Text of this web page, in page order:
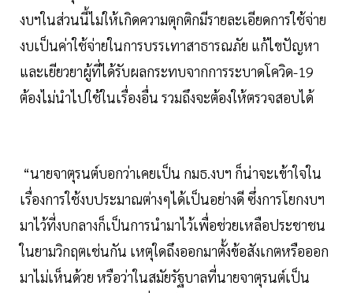
งบฯในส่วนนี้ไม่ให้เกิดความตุกติกมีรายละเอียดการใช้จ่าย
งบเป็นค่าใช้จ่ายในการบรรเทาสาธารณภัย แก้ไขปัญหา
และเยียวยาผู้ที่ได้รับผลกระทบจากการระบาดโควิด-19
ต้องไม่นำไปใช้ในเรื่องอื่น รวมถึงจะต้องให้ตรวจสอบได้
“นายจาตุรนต์บอกว่าเคยเป็น กมธ.งบฯ ก็น่าจะเข้าใจใน
เรื่องการใช้งบประมาณต่างๆได้เป็นอย่างดี ซึ่งการโยกงบฯ
มาไว้ที่งบกลางก็เป็นการนำมาไว้เพื่อช่วยเหลือประชาชน
ในยามวิกฤตเช่นกัน เหตุใดถึงออกมาตั้งข้อสังเกตหรือออก
มาไม่เห็นด้วย หรือว่าในสมัยรัฐบาลที่นายจาตุรนต์เป็น